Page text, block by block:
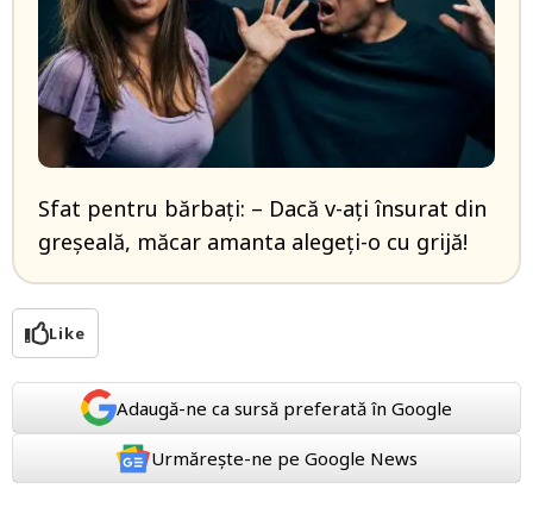
Sfat pentru bărbaţi: – Dacă v-ați însurat din
greșeală, măcar amanta alegeți-o cu grijă!
Like
Adaugă-ne ca sursă preferată în Google
Urmărește-ne pe Google News